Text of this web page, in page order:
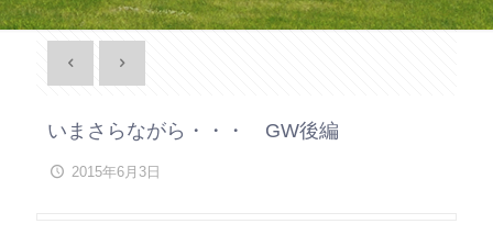
いまさらながら・・・ GW後編
2015年6月3日